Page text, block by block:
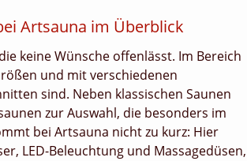
Artsauna im Überblick
keine Wünsche offenlässt. Im Bereich
und mit verschiedenen
sind. Neben klassischen Saunen
zur Auswahl, die besonders im
bei Artsauna nicht zu kurz: Hier
LED-Beleuchtung und Massagedüsen,